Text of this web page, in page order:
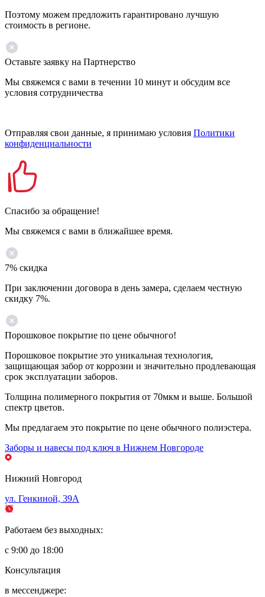
Поэтому можем предложить гарантировано лучшую
стоимость в регионе.
Оставьте заявку на Партнерство
Мы свяжемся с вами в течении 10 минут и обсудим все
условия сотрудничества
Отправляя свои данные, я принимаю условия Политики
конфиденциальности
Спасибо за обращение!
Мы свяжемся с вами в ближайшее время.
7% скидка
При заключении договора в день замера, сделаем честную
скидку 7%.
Порошковое покрытие по цене обычного!
Порошковое покрытие это уникальная технология,
защищающая забор от коррозии и значительно продлевающая
срок эксплуатации заборов.
Толщина полимерного покрытия от 70мкм и выше. Большой
спектр цветов.
Мы предлагаем это покрытие по цене обычного полиэстера.
Заборы и навесы под ключ в Нижнем Новгороде
Нижний Новгород
ул. Генкиной, 39А
Работаем без выходных:
с 9:00 до 18:00
Консультация
в мессенджере: